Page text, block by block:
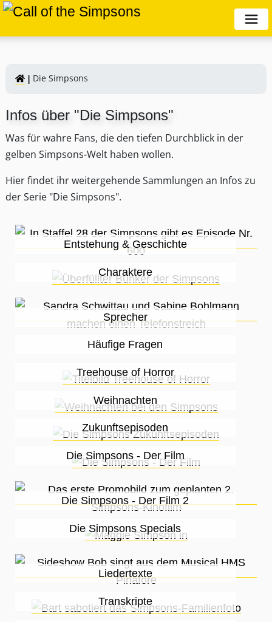
Die Simpsons
Infos über "Die Simpsons"
Was für wahre Fans, die den tiefen Durchblick in der
gelben Simpsons-Welt haben wollen.
Hier findet ihr weitergehende Sammlungen an Infos zu
der Serie "Die Simpsons".
Entstehung & Geschichte
Charaktere
Sprecher
Häufige Fragen
Treehouse of Horror
Weihnachten
Zukunftsepisoden
Die Simpsons - Der Film
Die Simpsons - Der Film 2
Die Simpsons Specials
Liedertexte
Transkripte